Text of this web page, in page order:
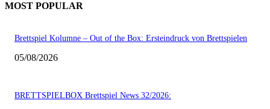
MOST POPULAR
Brettspiel Kolumne – Out of the Box: Ersteindruck von Brettspielen
05/08/2026
BRETTSPIELBOX Brettspiel News 32/2026: